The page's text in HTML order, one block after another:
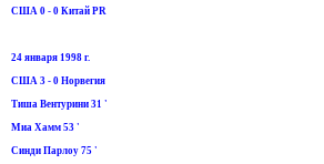
США 0 - 0 Китай PR
24 января 1998 г.
США 3 - 0 Норвегия
Тиша Вентурини 31 '
Миа Хамм 53 '
Синди Парлоу 75 '